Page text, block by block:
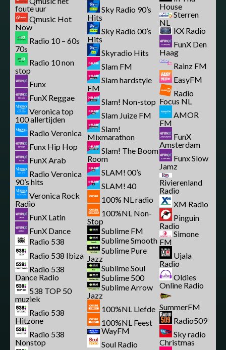
foute uur
Qmusic Hot
Now
Radio 10 – 60s
70s
Radio 10 non
stop
Funx
FunX Reggae
Veronica top
100 allertijden
Radio Veronica
Funx Hip Hop
FunX Arab
Radio Veronica
90’s hits
Veronica Rock
Radio
FunX Latin
FunX Dance
Radio 538
Radio 538 Ibiza
Radio 538
Dance Radio
538 TOP 50
muziek
Radio 538
Hitzone
Radio 538
Nonstop
Sky Radio 90’s
Hits
Sky Radio 00’s
Hits
Skyradio Hits
Slam FM
Slam hardstyle
FM
Slam! Non-stop
Slam Juize FM
Slam!
Mixmarathon
Slam! The Boom
Room
SLAM! 00’s
SLAM! 40
100% NL radio
100%NL Non-
Stop
Sublime FM
Sublime Smooth
Sublime Pure
Jazz
Sublime Soul
Sublime 500
Sublime Arrow
Jazz
100%NL Liefde
100%NL Feest
WayFM
Soul Radio
House
Sterren
NL
KX Radio
FunX Den
Haag
Rainz FM
EasyFM
Radio
Focus NL
AMOR
FM
FunX
Amsterdam
Funx Slow
Jamz
Rivierenland
Radio
XM Radio
Pinguin
Radio
Simone
FM
Ujala
Radio
Oldies
Online Radio
SummerFM
Radio509
Sky radio
Christmas